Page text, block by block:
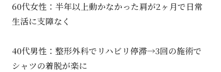
60代女性：半年以上動かなかった肩が2ヶ月で日常
生活に支障なく
40代男性：整形外科でリハビリ停滞→3回の施術で
シャツの着脱が楽に